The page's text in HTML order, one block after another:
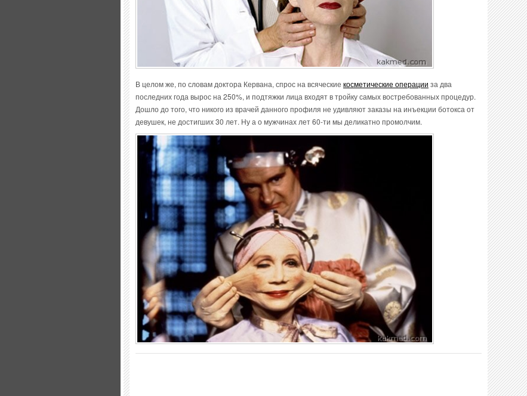
В целом же, по словам доктора Кервана, спрос на всяческие косметические операции за два
последних года вырос на 250%, и подтяжки лица входят в тройку самых востребованных процедур.
Дошло до того, что никого из врачей данного профиля не удивляют заказы на инъекции ботокса от
девушек, не достигших 30 лет. Ну а о мужчинах лет 60-ти мы деликатно промолчим.